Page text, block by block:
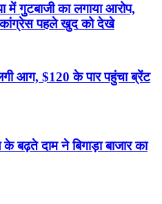
में गुटबाजी का लगाया आरोप,
कांग्रेस पहले खुद को देखे
आग, $120 के पार पहुंचा ब्रेंट
दाम ने बिगाड़ा बाजार का